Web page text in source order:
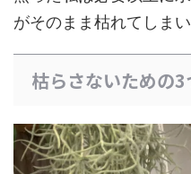
がそのまま枯れてしまい
枯らさないための